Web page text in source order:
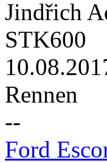
Jindřich
STK600
Rennen
--
Ford